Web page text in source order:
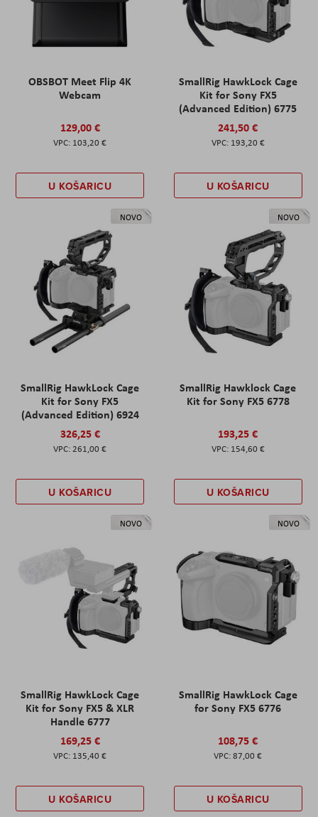
OBSBOT Meet Flip 4K
Webcam
129,00 €
103,20 €
U KOŠARICU
SmallRig HawkLock Cage
Kit for Sony FX5
(Advanced Edition) 6775
241,50 €
193,20 €
U KOŠARICU
NOVO
SmallRig HawkLock Cage
Kit for Sony FX5
(Advanced Edition) 6924
326,25 €
261,00 €
U KOŠARICU
NOVO
SmallRig Hawklock Cage
Kit for Sony FX5 6778
193,25 €
154,60 €
U KOŠARICU
NOVO
SmallRig HawkLock Cage
Kit for Sony FX5 & XLR
Handle 6777
169,25 €
135,40 €
U KOŠARICU
NOVO
SmallRig HawkLock Cage
for Sony FX5 6776
108,75 €
87,00 €
U KOŠARICU